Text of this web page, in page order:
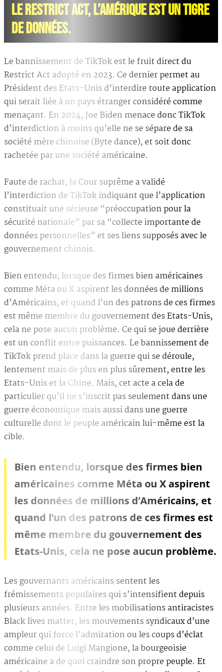
LE RESTRICT ACT, L’AMÉRIQUE EST UN TIGRE
DE DONNÉES.
Le bannissement de TikTok est le fruit direct du
Restrict Act adopté en 2023. Ce dernier permet au
Président des Etats-Unis d’interdire toute application
qui serait liée à un pays étranger considéré comme
menaçant. En 2024, Joe Biden menace donc TikTok
d’interdiction à moins qu’elle ne se sépare de sa
société mère chinoise (Byte dance), et soit donc
rachetée par une société américaine.
Faute de rachat, la Cour suprême a validé
l’interdiction de TikTok indiquant que l’application
constituait une sérieuse “préoccupation pour la
sécurité nationale” par sa “collecte importante de
données personnelles” et ses liens supposés avec le
gouvernement chinois.
Bien entendu, lorsque des firmes bien américaines
comme Méta ou X aspirent les données de millions
d’Américains, et quand l’un des patrons de ces firmes
est même membre du gouvernement des Etats-Unis,
cela ne pose aucun problème. Ce qui se joue derrière
est un conflit entre puissances. Le bannissement de
TikTok prend place dans la guerre qui se déroule,
lentement mais de plus en plus sûrement, entre les
Etats-Unis et la Chine. Mais, cet acte a cela de
particulier qu’il ne s’inscrit pas seulement dans une
guerre économique mais aussi dans une guerre
culturelle dont le peuple américain lui-même est la
cible.
Bien entendu, lorsque des firmes bien
américaines comme Méta ou X aspirent
les données de millions d’Américains, et
quand l’un des patrons de ces firmes est
même membre du gouvernement des
Etats-Unis, cela ne pose aucun problème.
Les gouvernants américains sentent les
frémissements populaires qui s’intensifient depuis
plusieurs années. Entre les mobilisations antiracistes
Black lives matter, les mouvements syndicaux d’une
ampleur qui force l’admiration ou les coups d’éclat
comme celui de Luigi Mangione, la bourgeoisie
américaine a de quoi craindre son propre peuple. Et